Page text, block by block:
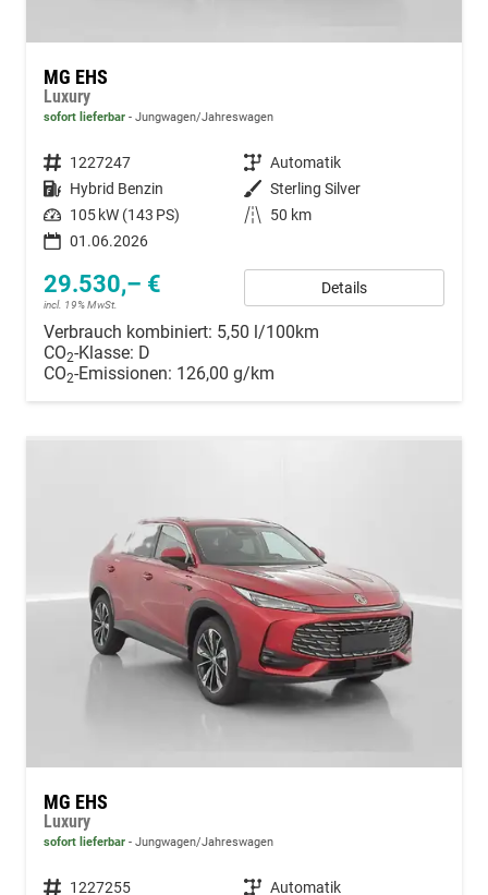
MG EHS
Luxury
sofort lieferbar Jungwagen/Jahreswagen
Fahrzeugnummer 1227247 Getriebe Automatik
Kraftstoff Hybrid Benzin Außenfarbe Sterling Silver
Leistung 105 kW (143 PS) Kilometerstand
50 km
01.06.2026
29.530,– €
incl. 19% MwSt.
Details
Verbrauch kombiniert: 5,50 l/100km
CO2-Klasse: D
CO2-Emissionen: 126,00 g/km
MG EHS
Luxury
sofort lieferbar Jungwagen/Jahreswagen
Fahrzeugnummer 1227255 Getriebe Automatik